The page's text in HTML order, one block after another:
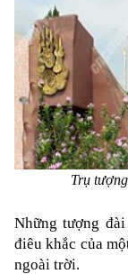
Trụ
Những tượng
điêu khắc của
ngoài trời.